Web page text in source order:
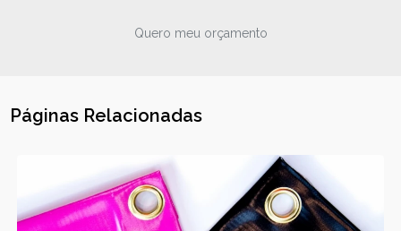
Quero meu orçamento
Páginas Relacionadas